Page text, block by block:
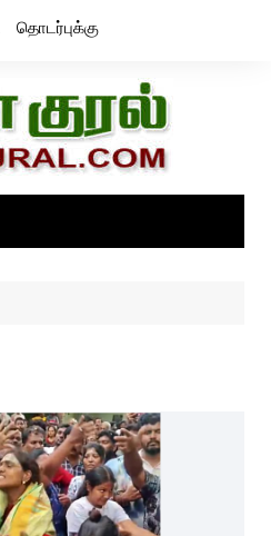
தொடர்புக்கு